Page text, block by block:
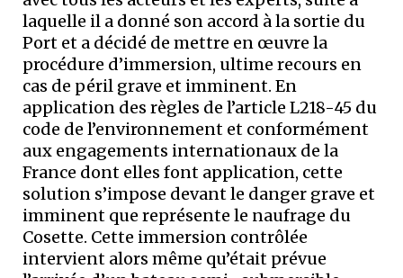
laquelle il a donné son accord à la sortie du
Port et a décidé de mettre en œuvre la
procédure d’immersion, ultime recours en
cas de péril grave et imminent. En
application des règles de l’article L218-45 du
code de l’environnement et conformément
aux engagements internationaux de la
France dont elles font application, cette
solution s’impose devant le danger grave et
imminent que représente le naufrage du
Cosette. Cette immersion contrôlée
intervient alors même qu’était prévue